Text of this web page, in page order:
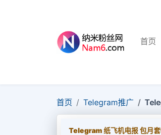
首页
首页 Telegram推广
Telegram 纸飞机电报 包月